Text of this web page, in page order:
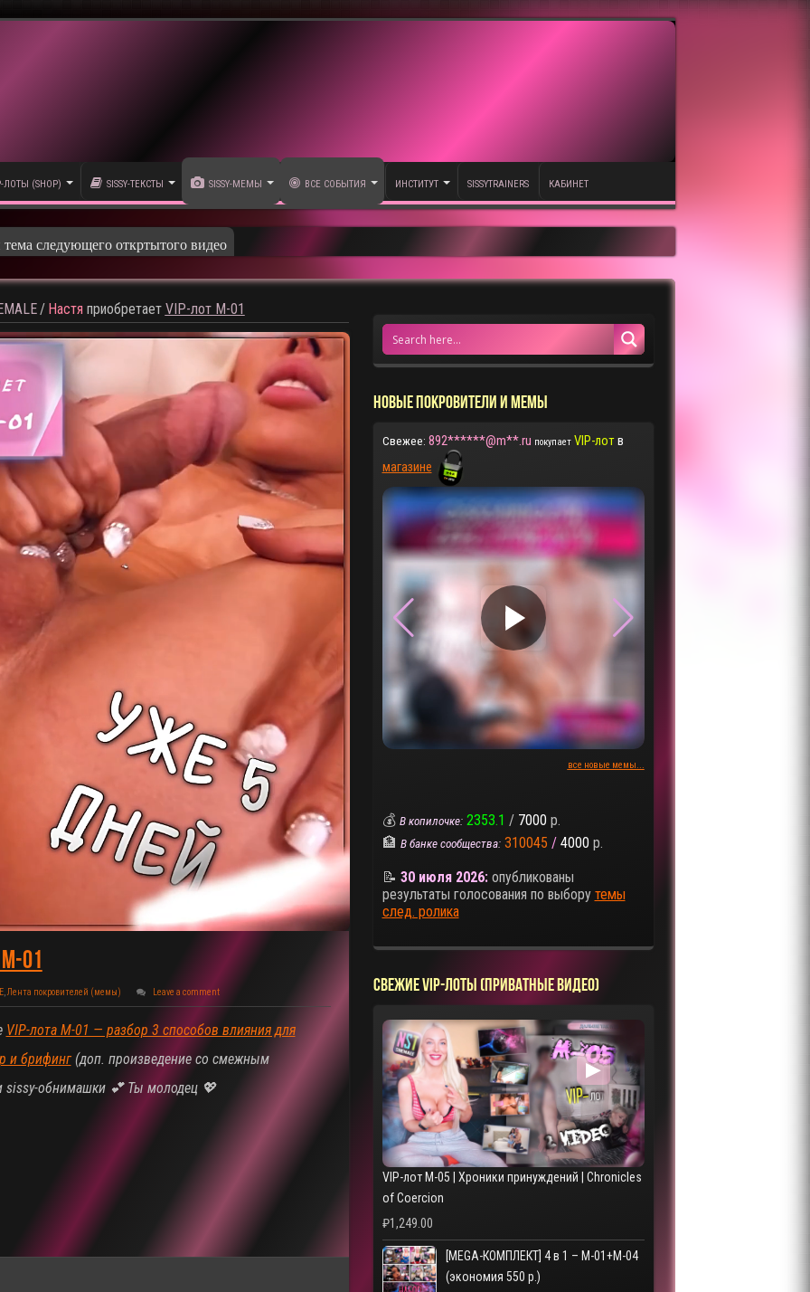
ЛОТЫ (SHOP) SISSY-ТЕКСТЫ SISSY-МЕМЫ ВСЕ СОБЫТИЯ ИНСТИТУТ SISSYTRAINERS КАБИНЕТ
следующего откртытого видео
/ Настя приобретает VIP-лот M-01
01
, Лента покровителей (мемы) Leave a comment
VIP-лота M-01 — разбор 3 способов влияния для
и брифинг(доп. произведение со смежным
sissy-обнимашки 💕 Ты молодец 💖
НОВЫЕ ПОКРОВИТЕЛИ И МЕМЫ
Свежее: 892******@m**.ru покупает VIP-лотв
магазине
▶
все новые мемы...
💰 В копилочке: 2353.1 / 7000 р.
🏦 В банке сообщества: 310045 / 4000 р.
📝 30 июля 2026:опубликованы
результаты голосования по выбору темы
след. ролика
СВЕЖИЕ VIP-ЛОТЫ (ПРИВАТНЫЕ ВИДЕО)
▶
VIP-лот M-05 | Хроники принуждений | Chronicles
of Coercion
₽1,249.00
[MEGA-КОМПЛЕКТ] 4 в 1 – M-01+M-04
(экономия 550 р.)